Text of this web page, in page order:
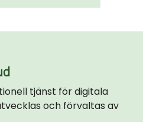
tjänst för digitala
och förvaltas av